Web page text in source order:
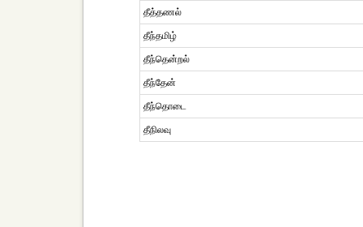
தீத்தணல்
தீந்தமிழ்
தீந்தென்றல்
தீந்தேன்
தீந்தொடை
தீநிலவு